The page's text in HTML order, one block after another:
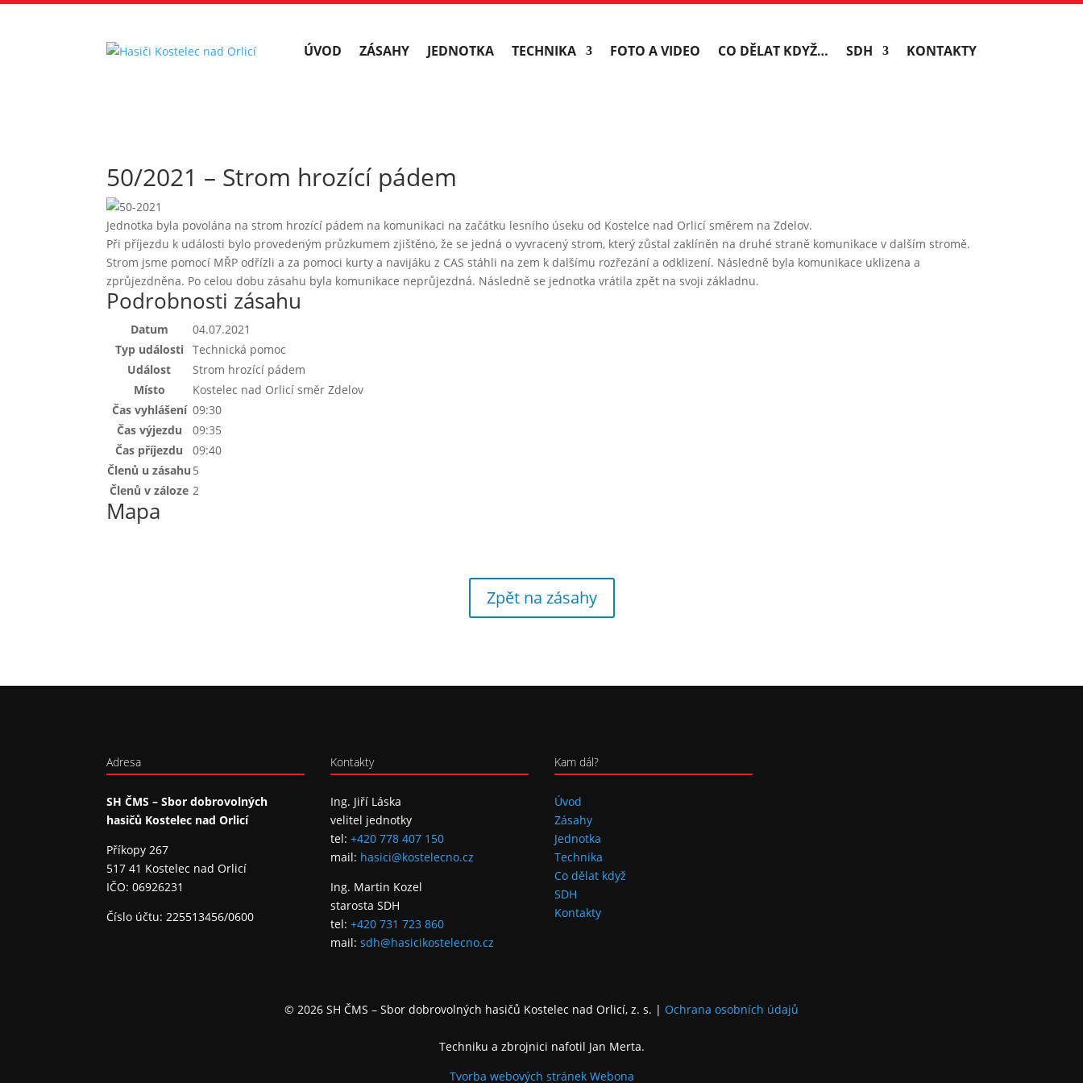
ÚVOD ZÁSAHY JEDNOTKA TECHNIKA FOTO A VIDEO CO DĚLAT KDYŽ… SDH KONTAKTY
50/2021 – Strom hrozící pádem
Jednotka byla povolána na strom hrozící pádem na komunikaci na začátku lesního úseku od Kostelce nad Orlicí směrem na Zdelov.
Při příjezdu k události bylo provedeným průzkumem zjištěno, že se jedná o vyvracený strom, který zůstal zaklíněn na druhé straně komunikace v dalším stromě.
Strom jsme pomocí MŘP odřízli a za pomoci kurty a navijáku z CAS stáhli na zem k dalšímu rozřezání a odklizení. Následně byla komunikace uklizena a
zprůjezdněna. Po celou dobu zásahu byla komunikace neprůjezdná. Následně se jednotka vrátila zpět na svoji základnu.
Podrobnosti zásahu
Datum
04.07.2021
Typ události
Technická pomoc
Událost
Strom hrozící pádem
Místo
Kostelec nad Orlicí směr Zdelov
Čas vyhlášení 09:30
Čas výjezdu
09:35
Čas příjezdu
09:40
Členů u zásahu 5
Členů v záloze 2
Mapa
Zpět na zásahy
Adresa
SH ČMS – Sbor dobrovolných
hasičů Kostelec nad Orlicí
Příkopy 267
517 41 Kostelec nad Orlicí
IČO: 06926231
Číslo účtu: 225513456/0600
Kontakty
Ing. Jiří Láska
velitel jednotky
tel:+420 778 407 150
mail: hasici@kostelecno.cz
Ing. Martin Kozel
starosta SDH
tel:+420 731 723 860
mail:sdh@hasicikostelecno.cz
Kam dál?
Úvod
Zásahy
Jednotka
Technika
Co dělat když
SDH
Kontakty
© 2026 SH ČMS – Sbor dobrovolných hasičů Kostelec nad Orlicí, z. s. | Ochrana osobních údajů
Techniku a zbrojnici nafotil Jan Merta.
Tvorba webových stránek Webona